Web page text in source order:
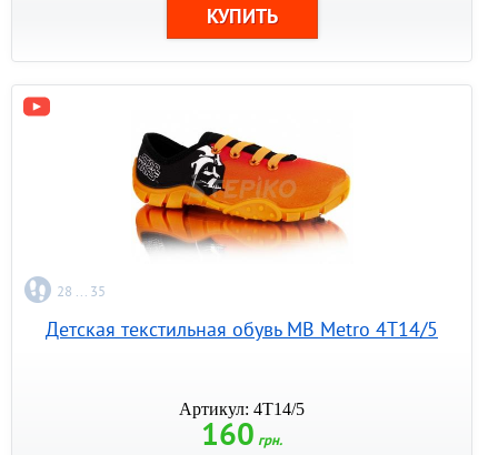
28 ... 35
Детская текстильная обувь MB Metro 4T14/5
Артикул: 4T14/5
160 грн.